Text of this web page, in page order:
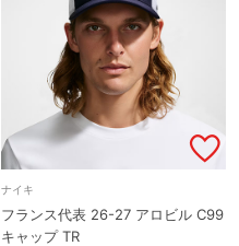
ナイキ
フランス代表 26-27 アロビル C99
キャップ TR